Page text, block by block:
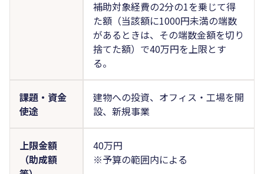
補助対象経費の2分の1を乗じて得
た額（当該額に1000円未満の端数
があるときは、その端数金額を切り
捨てた額）で40万円を上限とす
る。
課題・資金
使途
建物への投資、オフィス・工場を開
設、新規事業
上限金額
（助成額
40万円
※予算の範囲内による